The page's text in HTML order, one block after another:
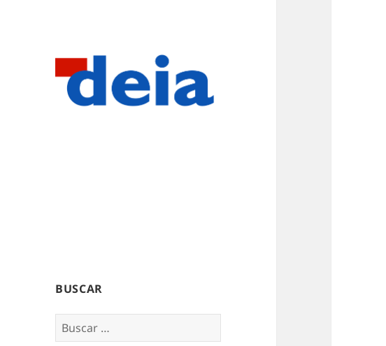
BUSCAR
Buscar: